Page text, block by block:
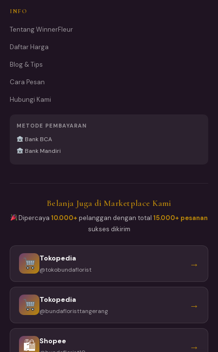
INFO
Tentang WinnerFleur
Daftar Harga
Blog & Tips
Cara Pesan
Hubungi Kami
METODE PEMBAYARAN
Bank BCA
Bank Mandiri
Belanja Juga di Marketplace Kami
Dipercaya10.000+ pelanggan dengan total15.000+ pesanan
sukses dikirim
Tokopedia
@tokobundaflorist →
Tokopedia
@bundafloristtangerang →
🛍 Shopee →